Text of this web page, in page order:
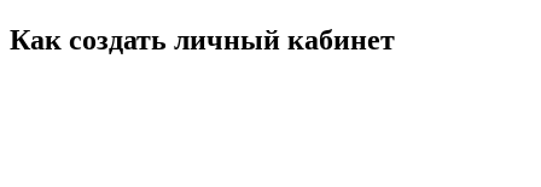
Как создать личный кабинет